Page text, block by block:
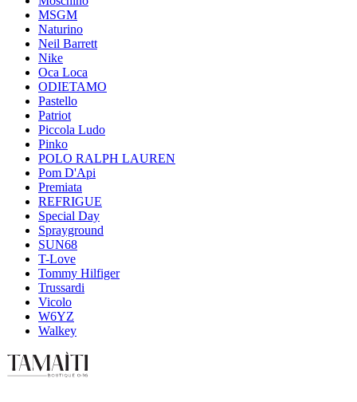
MSGM
Naturino
Neil Barrett
Nike
Oca Loca
ODIETAMO
Pastello
Patriot
Piccola Ludo
Pinko
POLO RALPH LAUREN
Pom D'Api
Premiata
REFRIGUE
Special Day
Sprayground
SUN68
T-Love
Tommy Hilfiger
Trussardi
Vicolo
W6YZ
Walkey